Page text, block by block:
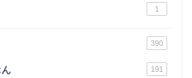
1
390
191